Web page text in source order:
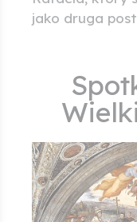
jako druga